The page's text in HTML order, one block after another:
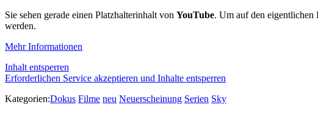
Sie sehen gerade einen Platzhalterinhalt von YouTube. Um auf den eigentlichen
werden.
Mehr Informationen
Inhalt entsperren
Erforderlichen Service akzeptieren und Inhalte entsperren
Kategorien:Dokus Filme neu Neuerscheinung Serien Sky